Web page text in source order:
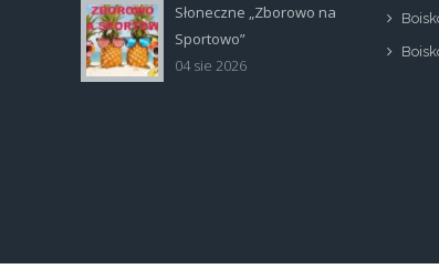
Słoneczne „Zborowo na
Sportowo”
04 sie 2026